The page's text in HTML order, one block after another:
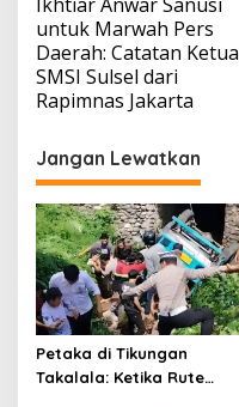
pos
untuk Marwah Pers
Daerah: Catatan Ketua
SMSI Sulsel dari
Rapimnas Jakarta
Jangan Lewatkan
Petaka di Tikungan
Takalala: Ketika Rute